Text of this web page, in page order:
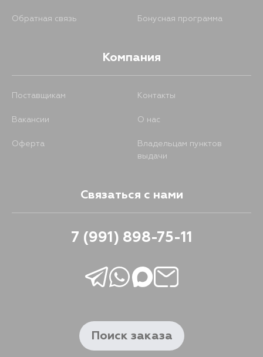
Обратная связь Бонусная программа
Компания
Поставщикам Контакты
Вакансии О нас
Оферта
Владельцам пунктов
выдачи
Связаться с нами
7 (991) 898-75-11
Поиск заказа